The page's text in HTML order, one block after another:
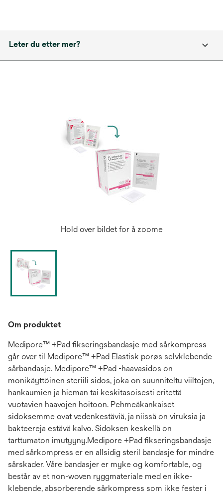
Leter du etter mer?
Hold over bildet for å zoome
Om produktet
Medipore™ +Pad fikseringsbandasje med sårkompress
går over til Medipore™ +Pad Elastisk porøs selvklebende
sårbandasje. Medipore™ +Pad -haavasidos on
monikäyttöinen steriili sidos, joka on suunniteltu viiltojen,
hankaumien ja hieman tai keskitasoisesti eritettä
vuotavien haavojen hoitoon. Pehmeäkankaiset
sidoksemme ovat vedenkestäviä, ja niissä on viruksia ja
bakteereja estävä kalvo. Sidoksen keskellä on
tarttumaton imutyyny.Medipore +Pad fikseringsbandasje
med sårkompress er en allsidig steril bandasje for mindre
sårskader. Våre bandasjer er myke og komfortable, og
består av et non-woven ryggmateriale med en ikke-
klebende, absorberende sårkompress som ikke fester i